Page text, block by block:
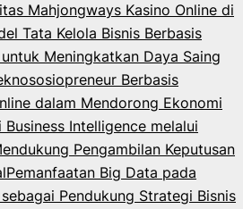
Mahjongways Kasino Online di
Tata Kelola Bisnis Berbasis
Meningkatkan Daya Saing
Berbasis
dalam Mendorong Ekonomi
Business Intelligence melalui
Pengambilan Keputusan
Pemanfaatan Big Data pada
Pendukung Strategi Bisnis